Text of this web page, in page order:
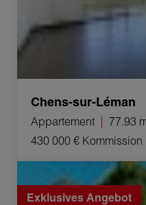
Chens-sur-Léman
Appartement 77.93
430 000 €
Verkauf Haus Lons-le-
Exklusives Angebot